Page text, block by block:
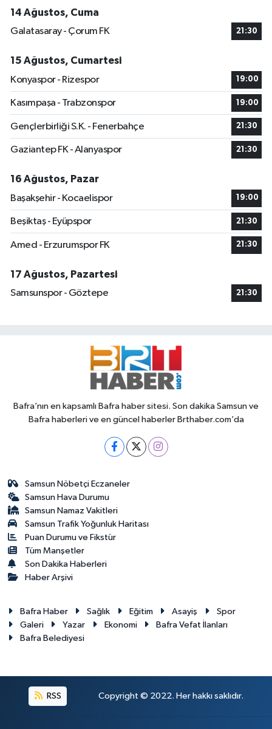
14 Ağustos, Cuma
Galatasaray - Çorum FK
21:30
15 Ağustos, Cumartesi
Konyaspor - Rizespor
19:00
Kasımpaşa - Trabzonspor 19:00
Gençlerbirliği S.K. - Fenerbahçe 21:30
Gaziantep FK - Alanyaspor 21:30
16 Ağustos, Pazar
Başakşehir - Kocaelispor
19:00
Beşiktaş - Eyüpspor 21:30
Amed - Erzurumspor FK 21:30
17 Ağustos, Pazartesi
Samsunspor - Göztepe
21:30
Bafra’nın en kapsamlı Bafra haber sitesi. Son dakika Samsun ve
Bafra haberleri ve en güncel haberler Brthaber.com’da
Samsun Nöbetçi Eczaneler
Samsun Hava Durumu
Samsun Namaz Vakitleri
Samsun Trafik Yoğunluk Haritası
Puan Durumu ve Fikstür
Tüm Manşetler
Son Dakika Haberleri
Haber Arşivi
Bafra Haber Sağlık Eğitim Asayiş
Spor
Galeri
Yazar Ekonomi
Bafra Vefat İlanları
Bafra Belediyesi
RSS Copyright © 2022. Her hakkı saklıdır.